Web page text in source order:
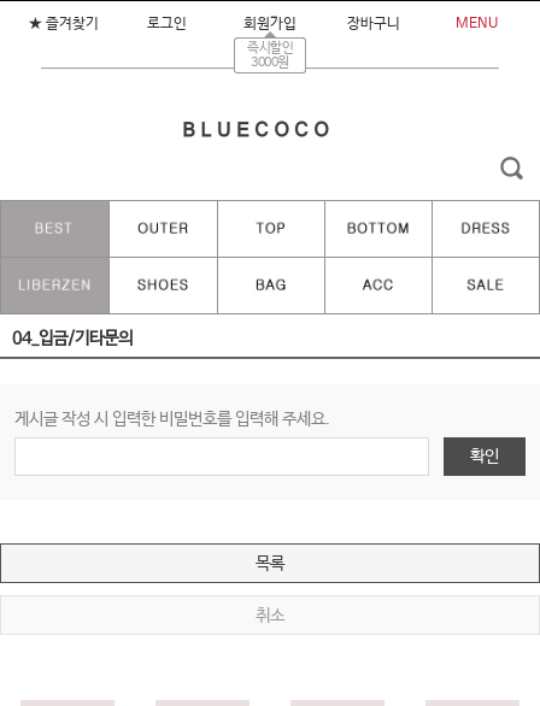
★ 즐겨찾기 로그인 회원가입
즉시할인
3000원
장바구니 MENU
04_입금/기타문의
게시글 작성 시 입력한 비밀번호를 입력해 주세요.
확인
목록
취소